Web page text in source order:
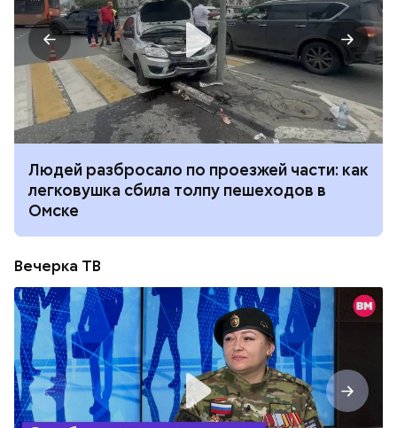
Людей разбросало по проезжей части: как
легковушка сбила толпу пешеходов в
Омске
Вечерка ТВ